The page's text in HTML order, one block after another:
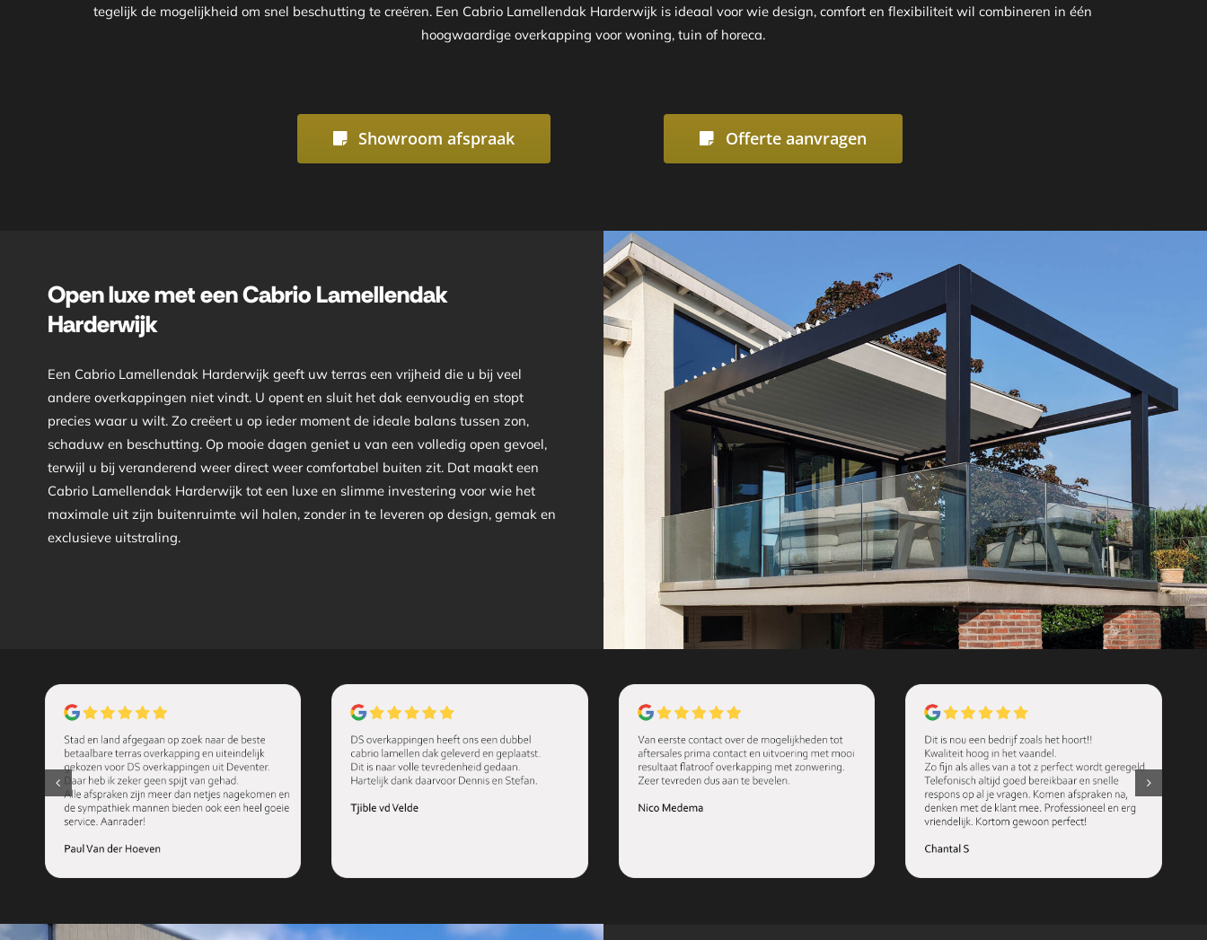
tegelijk de mogelijkheid om snel beschutting te creëren. Een Cabrio Lamellendak Harderwijk is ideaal voor wie design, comfort en flexibiliteit wil combineren in één
hoogwaardige overkapping voor woning, tuin of horeca.
Showroom afspraak Offerte aanvragen
Open luxe met een Cabrio Lamellendak
Harderwijk
Een Cabrio Lamellendak Harderwijk geeft uw terras een vrijheid die u bij veel
andere overkappingen niet vindt. U opent en sluit het dak eenvoudig en stopt
precies waar u wilt. Zo creëert u op ieder moment de ideale balans tussen zon,
schaduw en beschutting. Op mooie dagen geniet u van een volledig open gevoel,
terwijl u bij veranderend weer direct weer comfortabel buiten zit. Dat maakt een
Cabrio Lamellendak Harderwijk tot een luxe en slimme investering voor wie het
maximale uit zijn buitenruimte wil halen, zonder in te leveren op design, gemak en
exclusieve uitstraling.